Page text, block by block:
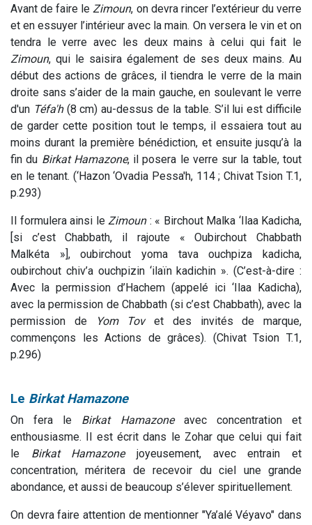
Avant de faire leZimoun, on devra rincer l’extérieur du verre
et en essuyer l’intérieur avec la main. On versera le vin et on
tendra le verre avec les deux mains à celui qui fait le
Zimoun, qui le saisira également de ses deux mains. Au
début des actions de grâces, il tiendra le verre de la main
droite sans s’aider de la main gauche, en soulevant le verre
d'un Téfa'h(8 cm) au-dessus de la table. S’il lui est difficile
de garder cette position tout le temps, il essaiera tout au
moins durant la première bénédiction, et ensuite jusqu’à la
fin du Birkat Hamazone, il posera le verre sur la table, tout
en le tenant. (‘Hazon ‘Ovadia Pessa'h, 114 ; Chivat Tsion T.1,
p.293)
Il formulera ainsi le Zimoun: « Birchout Malka ‘Ilaa Kadicha,
[si c’est Chabbath, il rajoute « Oubirchout Chabbath
Malkéta »], oubirchout yoma tava ouchpiza kadicha,
oubirchout chiv’a ouchpizin ‘ilaïn kadichin ». (C’est-à-dire :
Avec la permission d’Hachem (appelé ici ‘Ilaa Kadicha),
avec la permission de Chabbath (si c’est Chabbath), avec la
permission de
Yom Tovet des invités de marque,
commençons les Actions de grâces). (Chivat Tsion T.1,
p.296)
Le Birkat Hamazone
On fera le Birkat Hamazoneavec concentration et
enthousiasme. Il est écrit dans le Zohar que celui qui fait
le Birkat Hamazonejoyeusement, avec entrain et
concentration, méritera de recevoir du ciel une grande
abondance, et aussi de beaucoup s’élever spirituellement.
On devra faire attention de mentionner "Ya’alé Véyavo" dans